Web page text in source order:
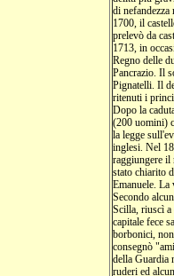
di
1700, il
prelevò da
1713, in
Regno delle
Pancrazio. Il
Pignatelli. Il
ritenuti i
Dopo la
(200 uomini)
la legge
inglesi. Nel
raggiungere il
stato chiarito
Emanuele.
Secondo
Scilla, riuscì a
capitale fece
borbonici,
consegnò
della Guardia
ruderi ed